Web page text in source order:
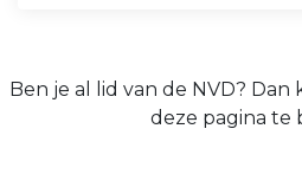
Ben je al lid van de NVD?
deze pagina te